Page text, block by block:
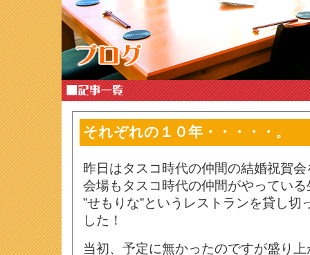
それぞれの１０年・・・・・。
昨日はタスコ時代の仲間の結婚祝賀
会場もタスコ時代の仲間がやってい
”せもりな”というレストランを貸し切
した！
当初、予定に無かったのですが盛り